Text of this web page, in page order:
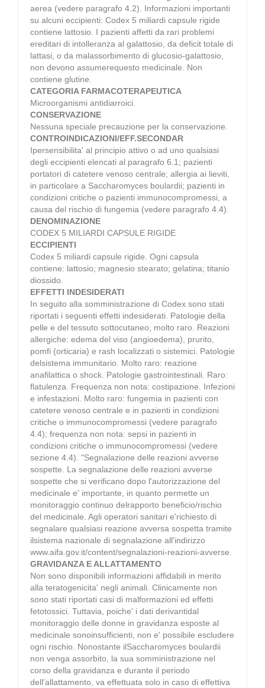
aerea (vedere paragrafo 4.2). Informazioni importanti
su alcuni eccipienti: Codex 5 miliardi capsule rigide
contiene lattosio. I pazienti affetti da rari problemi
ereditari di intolleranza al galattosio, da deficit totale di
lattasi, o da malassorbimento di glucosio-galattosio,
non devono assumerequesto medicinale. Non
contiene glutine.
CATEGORIA FARMACOTERAPEUTICA
Microorganismi antidiarroici.
CONSERVAZIONE
Nessuna speciale precauzione per la conservazione.
CONTROINDICAZIONI/EFF.SECONDAR
Ipersensibilita' al principio attivo o ad uno qualsiasi
degli eccipienti elencati al paragrafo 6.1; pazienti
portatori di catetere venoso centrale; allergia ai lieviti,
in particolare a Saccharomyces boulardii; pazienti in
condizioni critiche o pazienti immunocompromessi, a
causa del rischio di fungemia (vedere paragrafo 4.4).
DENOMINAZIONE
CODEX 5 MILIARDI CAPSULE RIGIDE
ECCIPIENTI
Codex 5 miliardi capsule rigide. Ogni capsula
contiene: lattosio; magnesio stearato; gelatina; titanio
diossido.
EFFETTI INDESIDERATI
In seguito alla somministrazione di Codex sono stati
riportati i seguenti effetti indesiderati. Patologie della
pelle e del tessuto sottocutaneo, molto raro. Reazioni
allergiche: edema del viso (angioedema), prurito,
pomfi (orticaria) e rash localizzati o sistemici. Patologie
delsistema immunitario. Molto raro: reazione
anafilattica o shock. Patologie gastrointestinali. Raro:
flatulenza. Frequenza non nota: costipazione. Infezioni
e infestazioni. Molto raro: fungemia in pazienti con
catetere venoso centrale e in pazienti in condizioni
critiche o immunocompromessi (vedere paragrafo
4.4); frequenza non nota: sepsi in pazienti in
condizioni critiche o immunocompromessi (vedere
sezione 4.4). "Segnalazione delle reazioni avverse
sospette. La segnalazione delle reazioni avverse
sospette che si verificano dopo l'autorizzazione del
medicinale e' importante, in quanto permette un
monitoraggio continuo delrapporto beneficio/rischio
del medicinale. Agli operatori sanitari e'richiesto di
segnalare qualsiasi reazione avversa sospetta tramite
ilsistema nazionale di segnalazione all'indirizzo
www.aifa.gov.it/content/segnalazioni-reazioni-avverse.
GRAVIDANZA E ALLATTAMENTO
Non sono disponibili informazioni affidabili in merito
alla teratogenicita' negli animali. Clinicamente non
sono stati riportati casi di malformazioni ed effetti
fetotossici. Tuttavia, poiche' i dati derivantidal
monitoraggio delle donne in gravidanza esposte al
medicinale sonoinsufficienti, non e' possibile escludere
ogni rischio. Nonostante ilSaccharomyces boulardii
non venga assorbito, la sua somministrazione nel
corso della gravidanza e durante il periodo
dell'allattamento, va effettuata solo in caso di effettiva